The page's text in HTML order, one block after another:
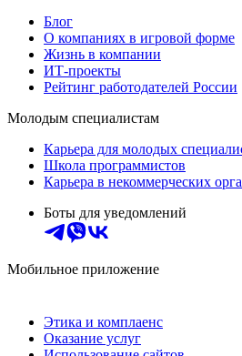
Блог
О компаниях в игровой форме
Жизнь в компании
ИТ-проекты
Рейтинг работодателей России
Молодым специалистам
Карьера для молодых
Школа программистов
Карьера в некоммерческих
Боты для уведомлений
Мобильное приложение
Этика и комплаенс
Оказание услуг